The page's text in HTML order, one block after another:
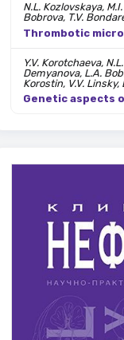
N.L. Kozlovskaya,
Bobrova, T.V.
Thrombotic
Y.V. Korotchaeva,
Demyanova, L.A.
Korostin, V.V.
Genetic aspects